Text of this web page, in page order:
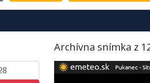
Archívna snímka z